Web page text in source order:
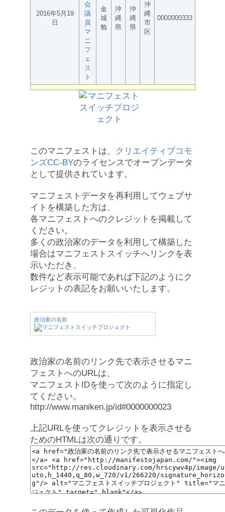
2016年5月19
日
会
議
員
マ
ニ
フ
ェ
ス
ト
金
城
勉
沖
縄
県
沖
縄
県
沖
縄
市
区
0000000333
このマニフェストは、
クリエイティブコモ
ンズCC-BYのライセンスでオープンデータ
として提供されています。
マニフェストデータを再利用してウェブサ
イトを構築した方は、
各マニフェストへのクレジットを掲載して
ください。
多くの政治家のデータを利用して構築した
場合はマニフェストスイッチへリンクを表
示いただき、
数件など表示可能であれば下記のようにク
レジットの表記をお願いいたします。
政治家の名前
政治家の名前のリンク先で表示させるマニ
フェストへのURLは、
マニフェストIDを使って次のように指定し
てください。
http://www.maniken.jp/id#0000000023
上記URLを使ってクレジットを表示させる
ためのHTMLは次の通りです。